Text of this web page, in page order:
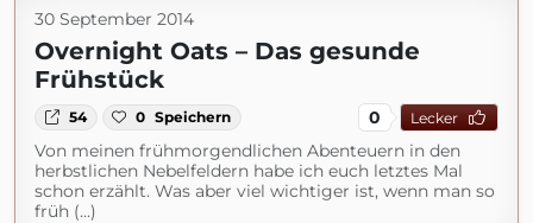
30 September 2014
Overnight Oats – Das gesunde
Frühstück
54 0 Speichern 0 Lecker
Von meinen frühmorgendlichen Abenteuern in den
herbstlichen Nebelfeldern habe ich euch letztes Mal
schon erzählt. Was aber viel wichtiger ist, wenn man so
früh (...)